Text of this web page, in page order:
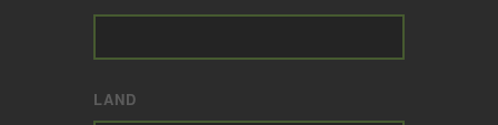
LAND